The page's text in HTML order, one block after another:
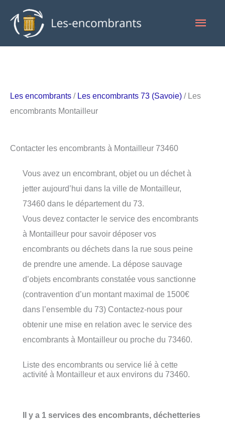
contenu
Les encombrants / Les encombrants 73 (Savoie) / Les
encombrants Montailleur
Contacter les encombrants à Montailleur 73460
Vous avez un encombrant, objet ou un déchet à
jetter aujourd’hui dans la ville de Montailleur,
73460 dans le département du 73.
Vous devez contacter le service des encombrants
à Montailleur pour savoir déposer vos
encombrants ou déchets dans la rue sous peine
de prendre une amende. La dépose sauvage
d’objets encombrants constatée vous sanctionne
(contravention d’un montant maximal de 1500€
dans l’ensemble du 73) Contactez-nous pour
obtenir une mise en relation avec le service des
encombrants à Montailleur ou proche du 73460.
Liste des encombrants ou service lié à cette
activité à Montailleur et aux environs du 73460.
Il y a 1 services des encombrants, déchetteries